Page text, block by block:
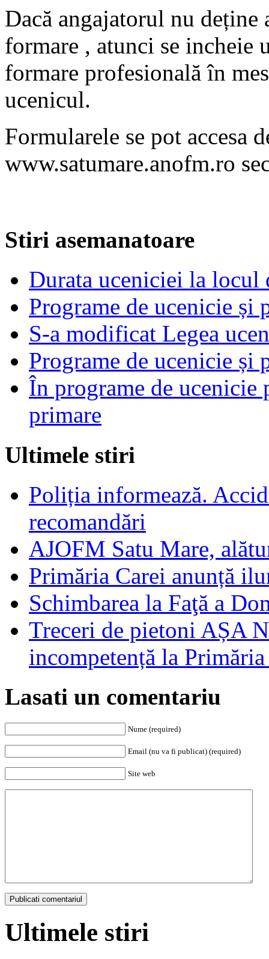
Dacă angajatorul nu deține
formare , atunci se incheie
formare profesională în
ucenicul.
Formularele se pot accesa
www.satumare.anofm.ro
Stiri asemanatoare
Durata uceniciei la locul
Programe de ucenicie și
S-a modificat Legea
Programe de ucenicie și
În programe de ucenicie
primare
Ultimele stiri
Poliția informează.
recomandări
AJOFM Satu Mare,
Primăria Carei anunță
Schimbarea la Faţă a
Treceri de pietoni AȘA
incompetență la
Lasati un comentariu
Nume (required)
Email (nu va fi publicat) (required)
Site web
Ultimele stiri